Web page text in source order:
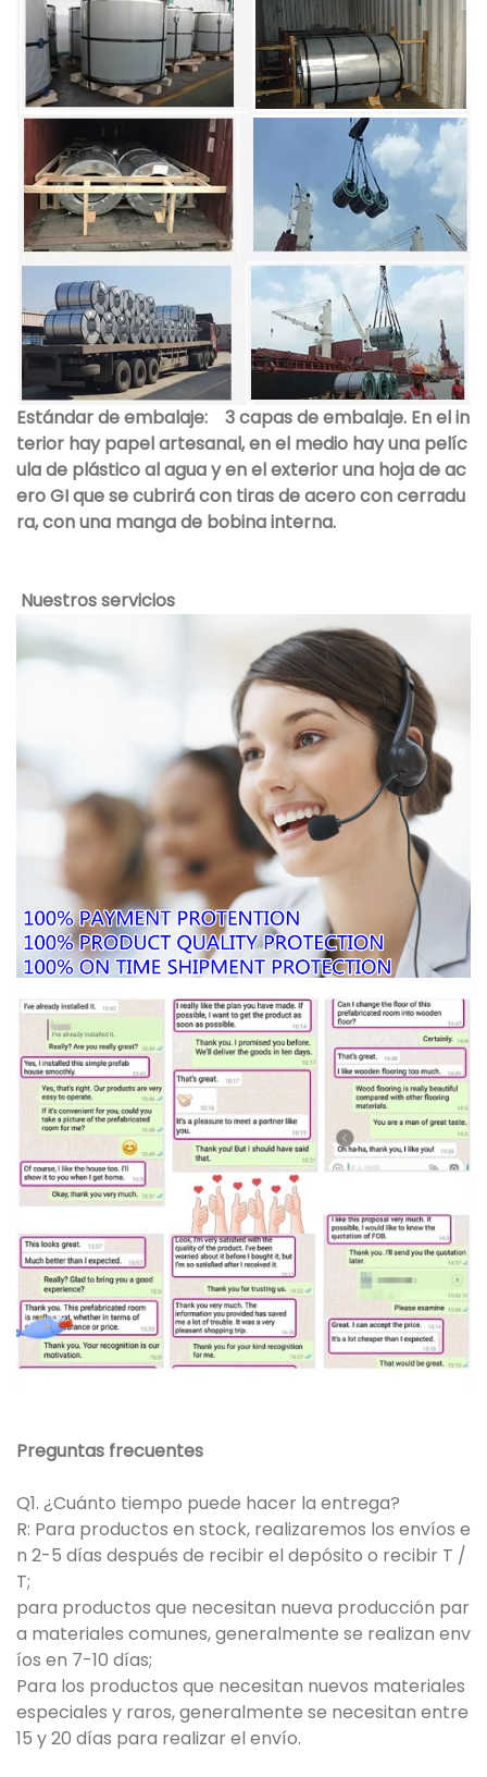
Estándar de embalaje:
3 capas de embalaje. En el in
terior hay papel artesanal, en el medio hay una pelíc
ula de plástico al agua y en el exterior una hoja de ac
ero GI que se cubrirá con tiras de acero con cerradu
ra, con una manga de bobina interna.
Nuestros servicios
Preguntas frecuentes
Q1. ¿Cuánto tiempo puede hacer la entrega?
R: Para productos en stock, realizaremos los envíos e
n 2-5 días después de recibir el depósito o recibir T /
T;
para productos que necesitan nueva producción par
a materiales comunes, generalmente se realizan env
íos en 7-10 días;
Para los productos que necesitan nuevos materiales
especiales y raros, generalmente se necesitan entre
15 y 20 días para realizar el envío.